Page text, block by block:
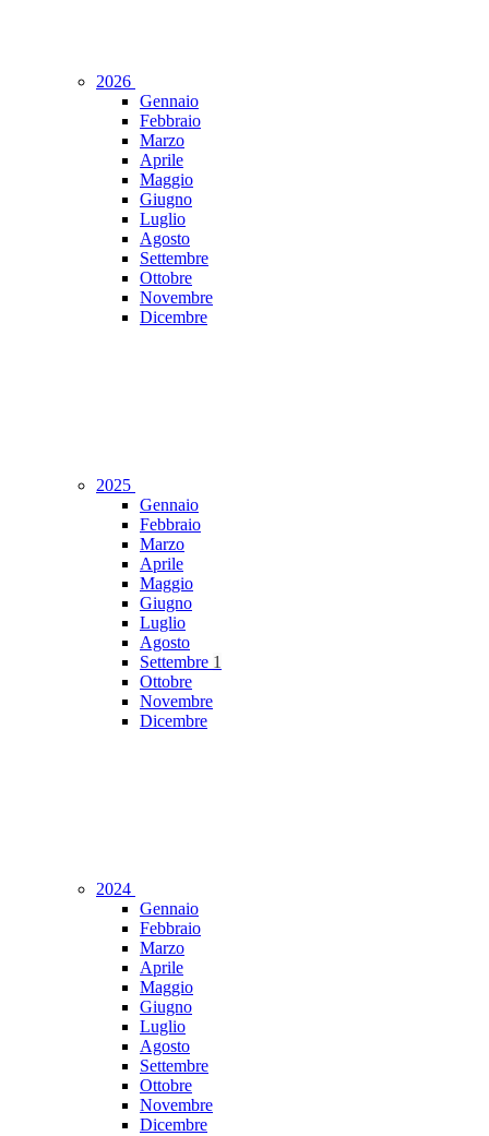
2026
Gennaio
Febbraio
Marzo
Aprile
Maggio
Giugno
Luglio
Agosto
Settembre
Ottobre
Novembre
Dicembre
2025
Gennaio
Febbraio
Marzo
Aprile
Maggio
Giugno
Luglio
Agosto
Settembre 1
Ottobre
Novembre
Dicembre
2024
Gennaio
Febbraio
Marzo
Aprile
Maggio
Giugno
Luglio
Agosto
Settembre
Ottobre
Novembre
Dicembre